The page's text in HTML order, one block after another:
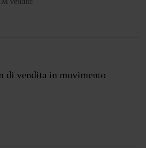
di vendita in movimento